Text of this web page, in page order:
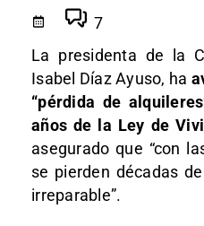
7
La presidenta de la
Isabel Díaz Ayuso, ha
“pérdida de
años de la Ley de
asegurado que “con
se pierden décadas
irreparable”.